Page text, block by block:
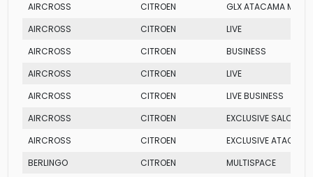
AIRCROSS
CITROEN
GLX ATACAMA MT
AIRCROSS
CITROEN
LIVE
AIRCROSS
CITROEN
BUSINESS
AIRCROSS
CITROEN
LIVE
AIRCROSS
CITROEN
LIVE BUSINESS
AIRCROSS
CITROEN
EXCLUSIVE
AIRCROSS
CITROEN
EXCLUSIVE
BERLINGO
CITROEN
MULTISPACE